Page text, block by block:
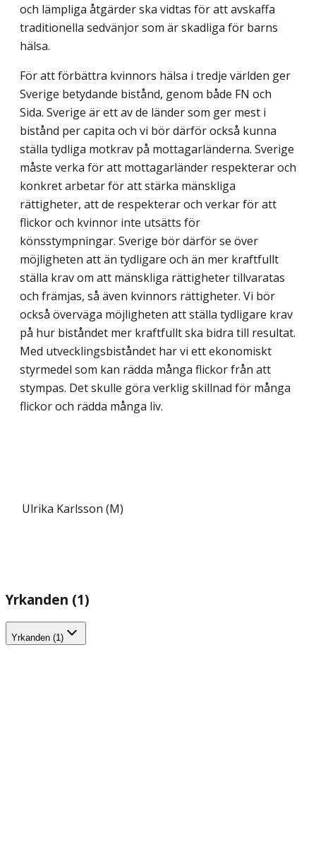
och lämpliga åtgärder ska vidtas för att avskaffa
traditionella sedvänjor som är skadliga för barns
hälsa.
För att förbättra kvinnors hälsa i tredje världen ger
Sverige betydande bistånd, genom både FN och
Sida. Sverige är ett av de länder som ger mest i
bistånd per capita och vi bör därför också kunna
ställa tydliga motkrav på mottagarländerna. Sverige
måste verka för att mottagarländer respekterar och
konkret arbetar för att stärka mänskliga
rättigheter, att de respekterar och verkar för att
flickor och kvinnor inte utsätts för
könsstympningar. Sverige bör därför se över
möjligheten att än tydligare och än mer kraftfullt
ställa krav om att mänskliga rättigheter tillvaratas
och främjas, så även kvinnors rättigheter. Vi bör
också överväga möjligheten att ställa tydligare krav
på hur biståndet mer kraftfullt ska bidra till resultat.
Med utvecklingsbiståndet har vi ett ekonomiskt
styrmedel som kan rädda många flickor från att
stympas. Det skulle göra verklig skillnad för många
flickor och rädda många liv.
Ulrika Karlsson (M)
Yrkanden (1)
Yrkanden (1)